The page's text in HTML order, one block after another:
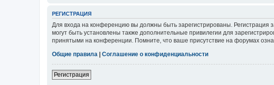
РЕГИСТРАЦИЯ
Для входа на конференцию вы должны быть зарегистрированы. Регистрация
могут быть установлены также дополнительные привилегии для
принятыми на конференции. Помните, что ваше присутствие на форумах
Общие правила
Соглашение о конфиденциальности
Регистрация